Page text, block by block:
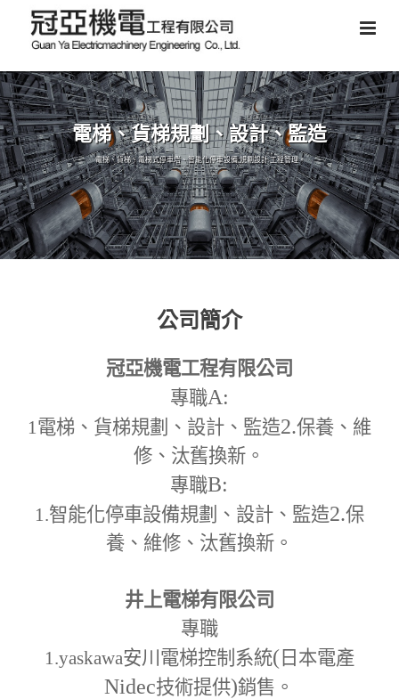
電梯、貨梯規劃、設計、監造
電梯、貨梯、電梯式停車塔、智能化停車設備,規劃設計,工程管理。
公司簡介
冠亞機電工程有限公司
專職A:
1電梯、貨梯規劃、設計、監造2.保養、維
修、汰舊換新。
專職B:
1.智能化停車設備規劃、設計、監造2.保
養、維修、汰舊換新。
井上電梯有限公司
專職
1.yaskawa安川電梯控制系統( 日本電產
Nidec技術提供)銷售。